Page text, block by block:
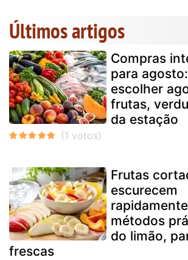
Últimos artigos
Compras
para
escolher
frutas,
da estação
Frutas
escurecem
métodos
do limão,
frescas